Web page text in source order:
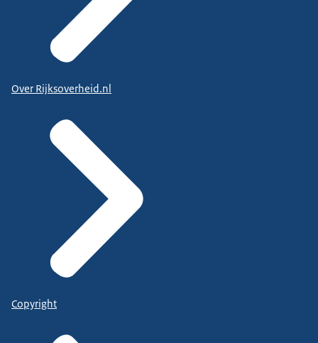
Over Rijksoverheid.nl
Copyright